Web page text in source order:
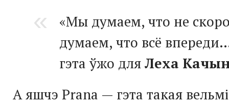
«Мы думаем, что не
думаем, что всё
гэта ўжо дляЛеха
А яшчэ Prana — гэта такая